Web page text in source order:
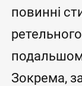
повинні
Зокрема,